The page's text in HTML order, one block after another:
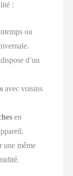
:
ou
d’un
avec voisins
en
une même